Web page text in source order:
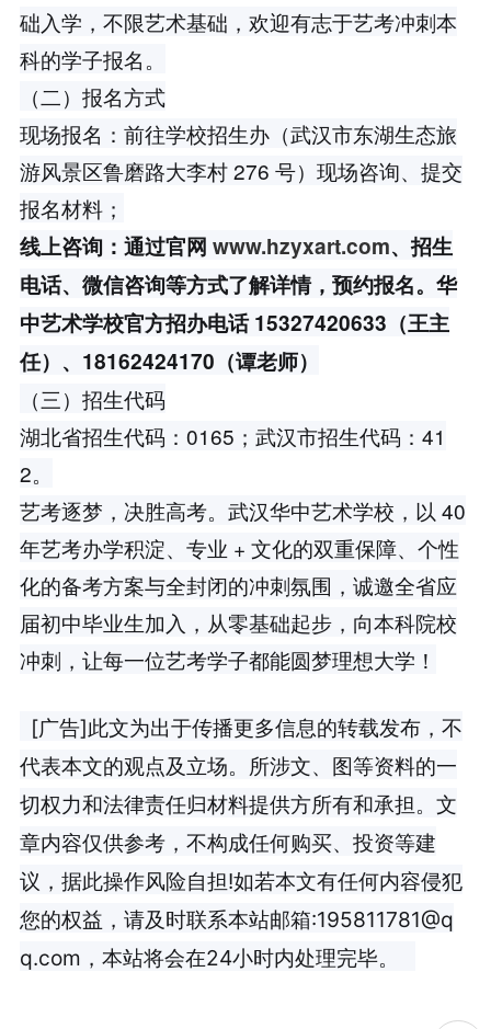
础入学，不限艺术基础，欢迎有志于艺考冲刺本
科的学子报名。
（二）报名方式
现场报名：前往学校招生办（武汉市东湖生态旅
游风景区鲁磨路大李村 276 号）现场咨询、提交
报名材料；
线上咨询：通过官网 www.hzyxart.com、招生
电话、微信咨询等方式了解详情，预约报名。华
中艺术学校官方招办电话 15327420633（王主
任）、18162424170（谭老师）
（三）招生代码
湖北省招生代码：0165；武汉市招生代码：41
2。
艺考逐梦，决胜高考。武汉华中艺术学校，以 40
年艺考办学积淀、专业 + 文化的双重保障、个性
化的备考方案与全封闭的冲刺氛围，诚邀全省应
届初中毕业生加入，从零基础起步，向本科院校
冲刺，让每一位艺考学子都能圆梦理想大学！
[广告]此文为出于传播更多信息的转载发布，不
代表本文的观点及立场。所涉文、图等资料的一
切权力和法律责任归材料提供方所有和承担。文
章内容仅供参考，不构成任何购买、投资等建
议，据此操作风险自担!如若本文有任何内容侵犯
您的权益，请及时联系本站邮箱:195811781@q
q.com，本站将会在24小时内处理完毕。